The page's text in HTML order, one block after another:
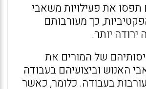
תפסו את פעילויות משאבי
כך מעורבותם
ירודה יותר.
של המורים את
האנוש וביצועיהם בעבודה
בעבודה. כלומר, כאשר